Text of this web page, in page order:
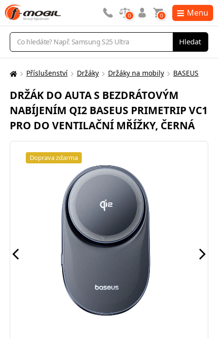
Vyhledávání
Hledat
0 0 Menu
Zde
nacházíte:
Příslušenství Držáky Držáky na mobily BASEUS
DRŽÁK DO AUTA S BEZDRÁTOVÝM
NABÍJENÍM QI2 BASEUS PRIMETRIP VC1
PRO DO VENTILAČNÍ MŘÍŽKY, ČERNÁ
Doprava zdarma